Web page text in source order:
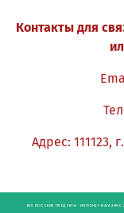
Контакты для
Адрес: 111123,
БЕЛОРУССКИЕ ПРОДУКТЫ - ИНТЕРНЕТ-МАГАЗИН